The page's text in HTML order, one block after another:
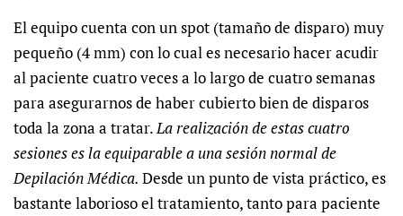
El equipo cuenta con un spot (tamaño de disparo) muy
pequeño (4 mm) con lo cual es necesario hacer acudir
al paciente cuatro veces a lo largo de cuatro semanas
para asegurarnos de haber cubierto bien de disparos
toda la zona a tratar. La realización de estas cuatro
sesiones es la equiparable a una sesión normal de
Depilación Médica. Desde un punto de vista práctico, es
bastante laborioso el tratamiento, tanto para paciente